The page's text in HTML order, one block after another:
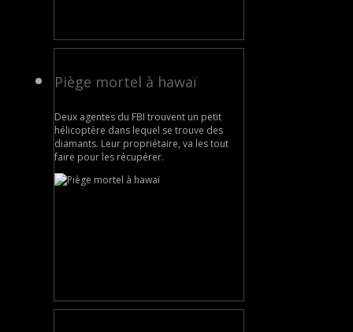
Piège mortel à hawaï
Deux agentes du FBI trouvent un petit
hélicoptère dans lequel se trouve des
diamants. Leur propriétaire, va les tout
faire pour les récupérer.